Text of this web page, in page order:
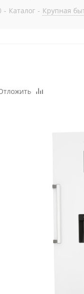
- Каталог - Крупная